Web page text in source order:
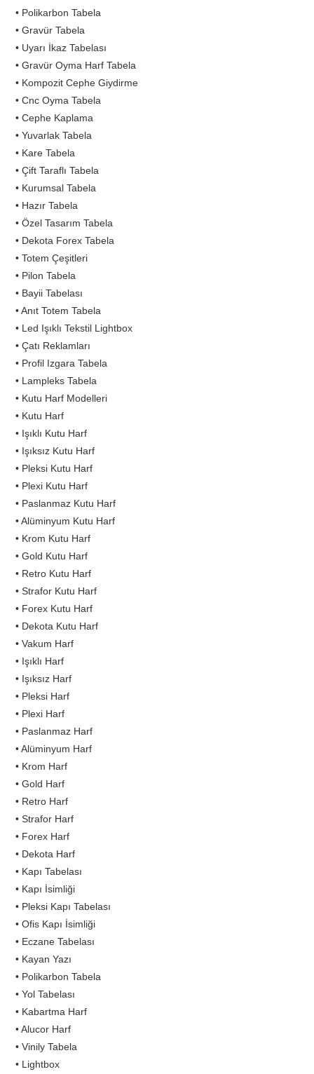
• Polikarbon Tabela
• Gravür Tabela
• Uyarı İkaz Tabelası
• Gravür Oyma Harf Tabela
• Kompozit Cephe Giydirme
• Cnc Oyma Tabela
• Cephe Kaplama
• Yuvarlak Tabela
• Kare Tabela
• Çift Taraflı Tabela
• Kurumsal Tabela
• Hazır Tabela
• Özel Tasarım Tabela
• Dekota Forex Tabela
• Totem Çeşitleri
• Pilon Tabela
• Bayii Tabelası
• Anıt Totem Tabela
• Led Işıklı Tekstil Lightbox
• Çatı Reklamları
• Profil Izgara Tabela
• Lampleks Tabela
• Kutu Harf Modelleri
• Kutu Harf
• Işıklı Kutu Harf
• Işıksız Kutu Harf
• Pleksi Kutu Harf
• Plexi Kutu Harf
• Paslanmaz Kutu Harf
• Alüminyum Kutu Harf
• Krom Kutu Harf
• Gold Kutu Harf
• Retro Kutu Harf
• Strafor Kutu Harf
• Forex Kutu Harf
• Dekota Kutu Harf
• Vakum Harf
• Işıklı Harf
• Işıksız Harf
• Pleksi Harf
• Plexi Harf
• Paslanmaz Harf
• Alüminyum Harf
• Krom Harf
• Gold Harf
• Retro Harf
• Strafor Harf
• Forex Harf
• Dekota Harf
• Kapı Tabelası
• Kapı İsimliği
• Pleksi Kapı Tabelası
• Ofis Kapı İsimliği
• Eczane Tabelası
• Kayan Yazı
• Polikarbon Tabela
• Yol Tabelası
• Kabartma Harf
• Alucor Harf
• Vinily Tabela
• Lightbox